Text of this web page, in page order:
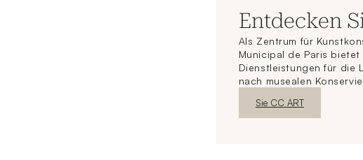
Entdecken
Als Zentrum für
Municipal de Paris
Dienstleistungen für die
nach musealen
Neues FensterEntdecken
Sie CC ART